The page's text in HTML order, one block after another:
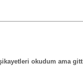
okudum ama